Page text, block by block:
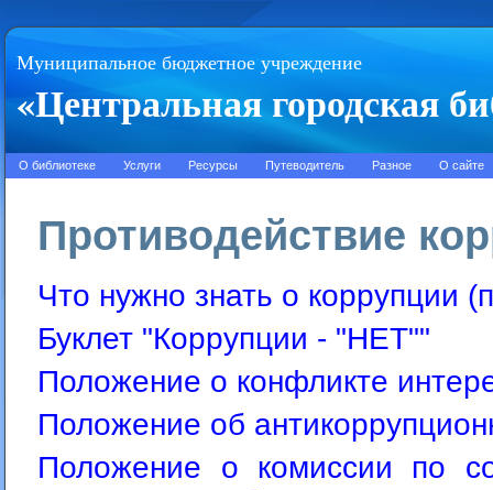
Муниципальное бюджетное учреждение
«Центральная городская
О библиотеке Услуги Ресурсы Путеводитель Разное О сайте
Противодействие
Что нужно знать о коррупции
Буклет "Коррупции - "НЕТ""
Положение о конфликте
Положение об
Положение о комиссии по